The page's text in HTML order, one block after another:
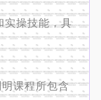
实操技能，具
课程所包含